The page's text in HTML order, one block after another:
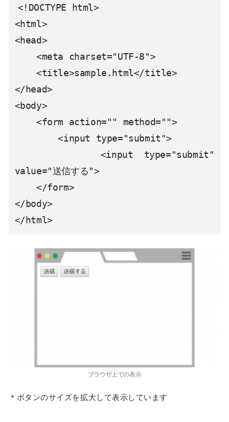
<!DOCTYPE html>
<html>
<head>
    <meta charset="UTF-8">
    <title>sample.html</title>
</head>
<body>
    <form action="" method="">
        <input type="submit">
value="送信する">
    </form>
</body>
</html>
ブラウザ上での表示
＊ボタンのサイズを拡大して表示しています